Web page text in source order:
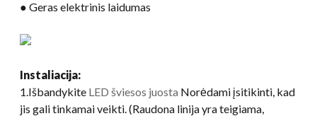
● Geras elektrinis laidumas
Instaliacija:
1.Išbandykite LED šviesos juosta Norėdami įsitikinti, kad
jis gali tinkamai veikti. (Raudona linija yra teigiama,